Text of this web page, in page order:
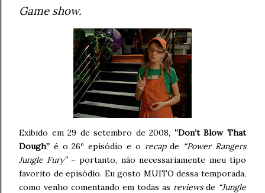
Game show.
Exibido em 29 de setembro de 2008, “Don’t Blow That
Dough” é o 26º episódio e o recapde “Power Rangers
Jungle Fury”– portanto, não necessariamente meu tipo
favorito de episódio. Eu gosto MUITO dessa temporada,
como venho comentando em todas as reviewsde “Jungle